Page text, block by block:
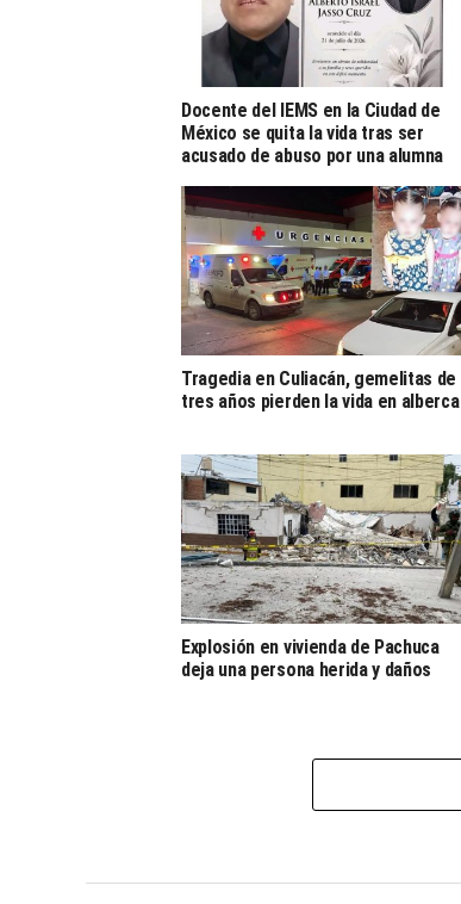
Docente del IEMS en la Ciudad de
México se quita la vida tras ser
acusado de abuso por una alumna
Tragedia en Culiacán, gemelitas de
tres años pierden la vida en alberca
Explosión en vivienda de Pachuca
deja una persona herida y daños